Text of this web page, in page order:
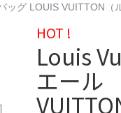
グ LOUIS VUITTON（
HOT !
Louis
エール